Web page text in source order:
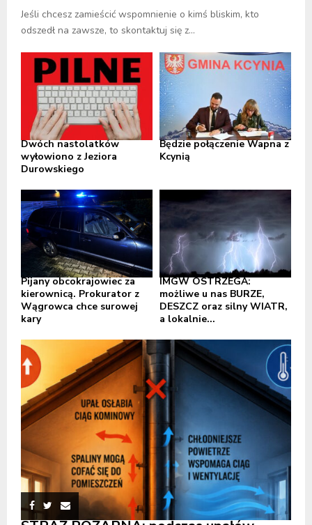
Jeśli chcesz zamieścić wspomnienie o kimś bliskim, kto
odszedł na zawsze, to skontaktuj się z...
Dwóch nastolatków
wyłowiono z Jeziora
Durowskiego
Będzie połączenie Wapna z
Kcynią
Pijany obcokrajowiec za
kierownicą. Prokurator z
Wągrowca chce surowej
kary
IMGW OSTRZEGA:
możliwe u nas BURZE,
DESZCZ oraz silny WIATR,
a lokalnie...